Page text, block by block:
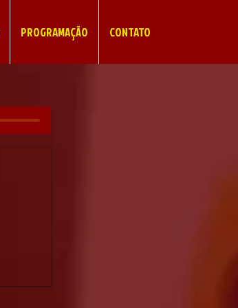
PROGRAMAÇÃO CONTATO